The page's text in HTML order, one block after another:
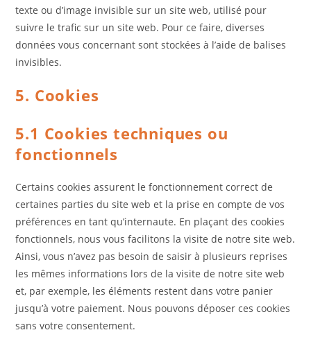
texte ou d’image invisible sur un site web, utilisé pour
suivre le trafic sur un site web. Pour ce faire, diverses
données vous concernant sont stockées à l’aide de balises
invisibles.
5. Cookies
5.1 Cookies techniques ou
fonctionnels
Certains cookies assurent le fonctionnement correct de
certaines parties du site web et la prise en compte de vos
préférences en tant qu’internaute. En plaçant des cookies
fonctionnels, nous vous facilitons la visite de notre site web.
Ainsi, vous n’avez pas besoin de saisir à plusieurs reprises
les mêmes informations lors de la visite de notre site web
et, par exemple, les éléments restent dans votre panier
jusqu’à votre paiement. Nous pouvons déposer ces cookies
sans votre consentement.